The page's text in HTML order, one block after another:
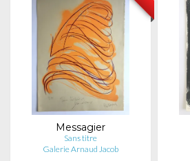
Messagier
Sans titre
Galerie Arnaud Jacob